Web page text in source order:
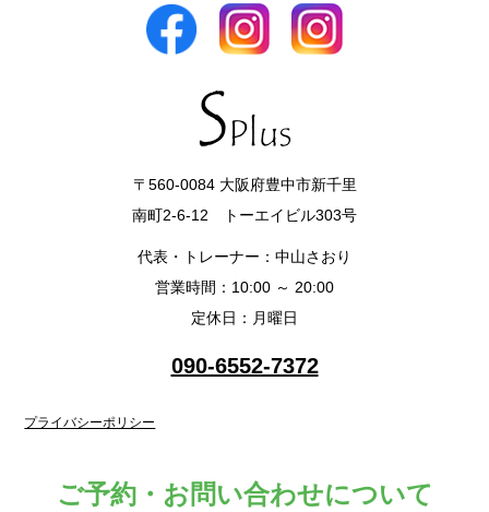
〒560-0084 大阪府豊中市新千里
南町2-6-12 トーエイビル303号
代表・トレーナー：中山さおり
営業時間：10:00 ～ 20:00
定休日：月曜日
090-6552-7372
プライバシーポリシー
ご予約・お問い合わせについて